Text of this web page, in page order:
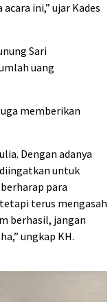
ini,” ujar Kades
Sari
uang
memberikan
Dengan adanya
untuk
para
terus mengasah
berhasil, jangan
ungkap KH.